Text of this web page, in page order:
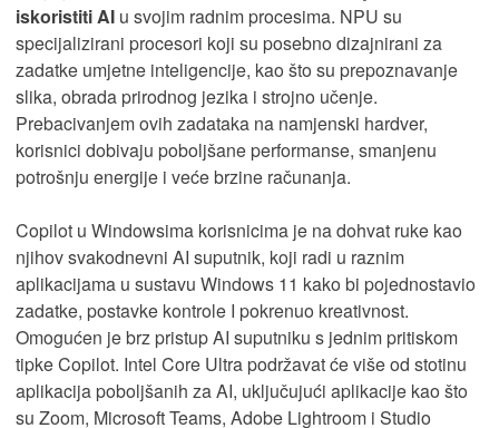
iskoristiti AI u svojim radnim procesima. NPU su
specijalizirani procesori koji su posebno dizajnirani za
zadatke umjetne inteligencije, kao što su prepoznavanje
slika, obrada prirodnog jezika i strojno učenje.
Prebacivanjem ovih zadataka na namjenski hardver,
korisnici dobivaju poboljšane performanse, smanjenu
potrošnju energije i veće brzine računanja.
Copilot u Windowsima korisnicima je na dohvat ruke kao
njihov svakodnevni AI suputnik, koji radi u raznim
aplikacijama u sustavu Windows 11 kako bi pojednostavio
zadatke, postavke kontrole I pokrenuo kreativnost.
Omogućen je brz pristup AI suputniku s jednim pritiskom
tipke Copilot. Intel Core Ultra podržavat će više od stotinu
aplikacija poboljšanih za AI, uključujući aplikacije kao što
su Zoom, Microsoft Teams, Adobe Lightroom i Studio